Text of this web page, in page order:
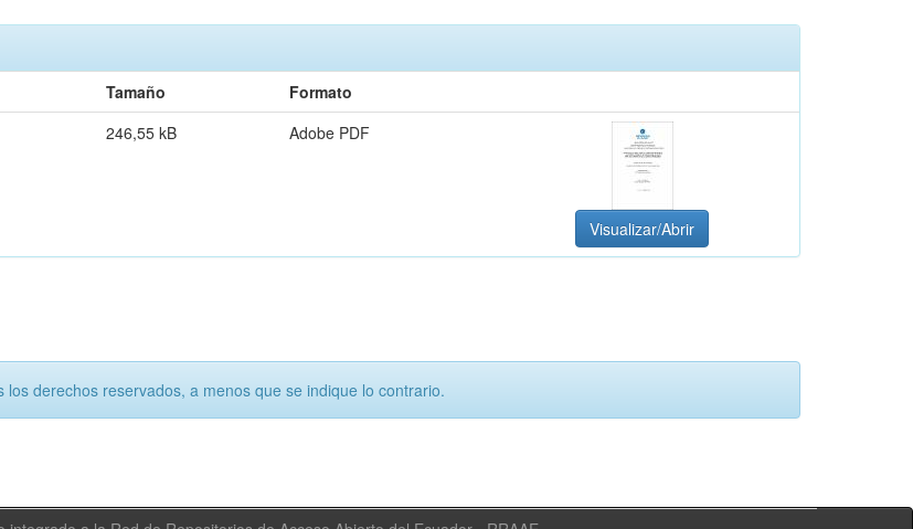
Tamaño
Formato
246,55 kB Adobe PDF
Visualizar/Abrir
derechos reservados, a menos que se indique lo contrario.